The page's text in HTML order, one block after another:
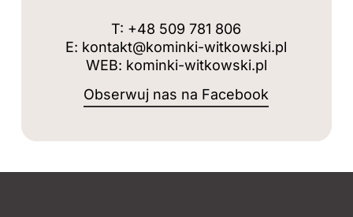
T: +48 509 781 806
E: kontakt@kominki-witkowski.pl
WEB: kominki-witkowski.pl
Obserwuj nas na Facebook